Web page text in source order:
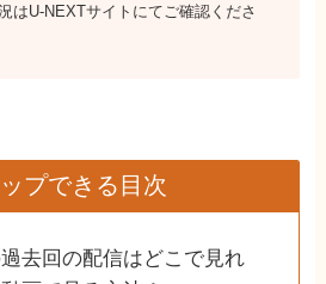
はU-NEXTサイトにてご確認くださ
プできる目次
去回の配信はどこで見れ